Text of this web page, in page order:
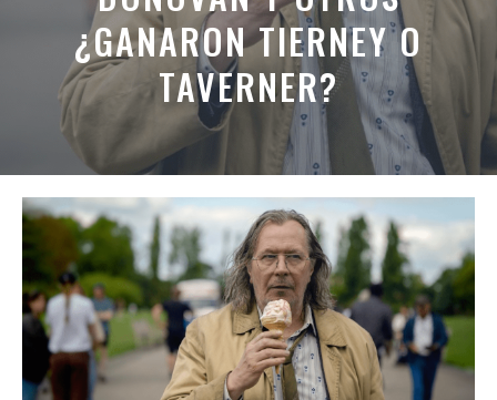
¿GANARON TIERNEY O
TAVERNER?